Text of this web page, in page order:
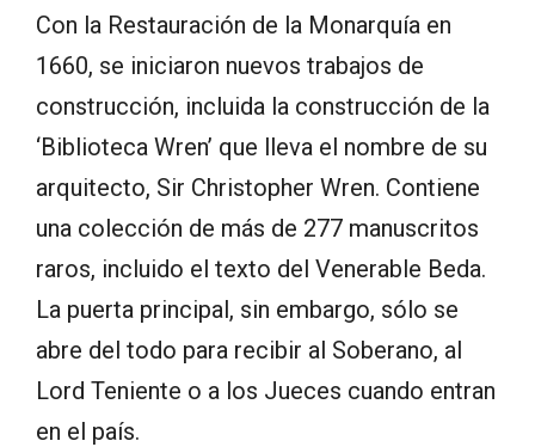
Con la Restauración de la Monarquía en
1660, se iniciaron nuevos trabajos de
construcción, incluida la construcción de la
‘Biblioteca Wren’ que lleva el nombre de su
arquitecto, Sir Christopher Wren. Contiene
una colección de más de 277 manuscritos
raros, incluido el texto del Venerable Beda.
La puerta principal, sin embargo, sólo se
abre del todo para recibir al Soberano, al
Lord Teniente o a los Jueces cuando entran
en el país.